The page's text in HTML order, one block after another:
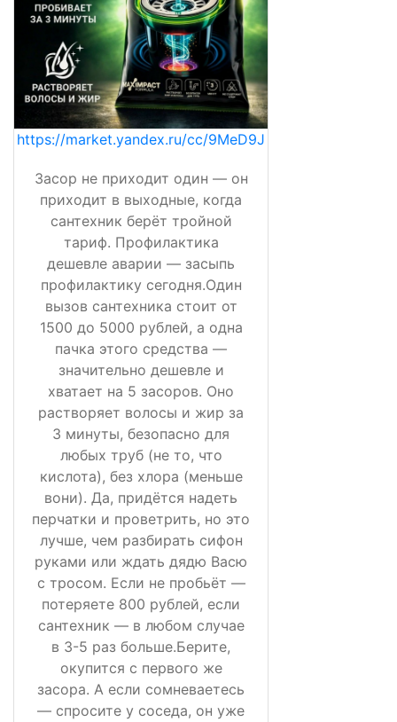
https://market.yandex.ru/cc/9MeD9J
Засор не приходит один — он
приходит в выходные, когда
сантехник берёт тройной
тариф. Профилактика
дешевле аварии — засыпь
профилактику сегодня.Один
вызов сантехника стоит от
1500 до 5000 рублей, а одна
пачка этого средства —
значительно дешевле и
хватает на 5 засоров. Оно
растворяет волосы и жир за
3 минуты, безопасно для
любых труб (не то, что
кислота), без хлора (меньше
вони). Да, придётся надеть
перчатки и проветрить, но это
лучше, чем разбирать сифон
руками или ждать дядю Васю
с тросом. Если не пробьёт —
потеряете 800 рублей, если
сантехник — в любом случае
в 3-5 раз больше.Берите,
окупится с первого же
засора. А если сомневаетесь
— спросите у соседа, он уже